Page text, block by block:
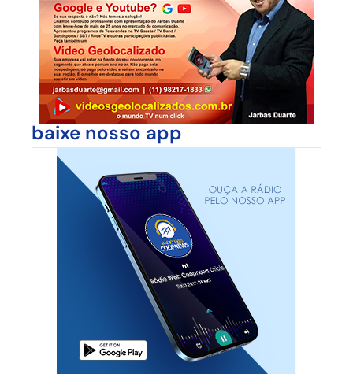
baixe nosso app